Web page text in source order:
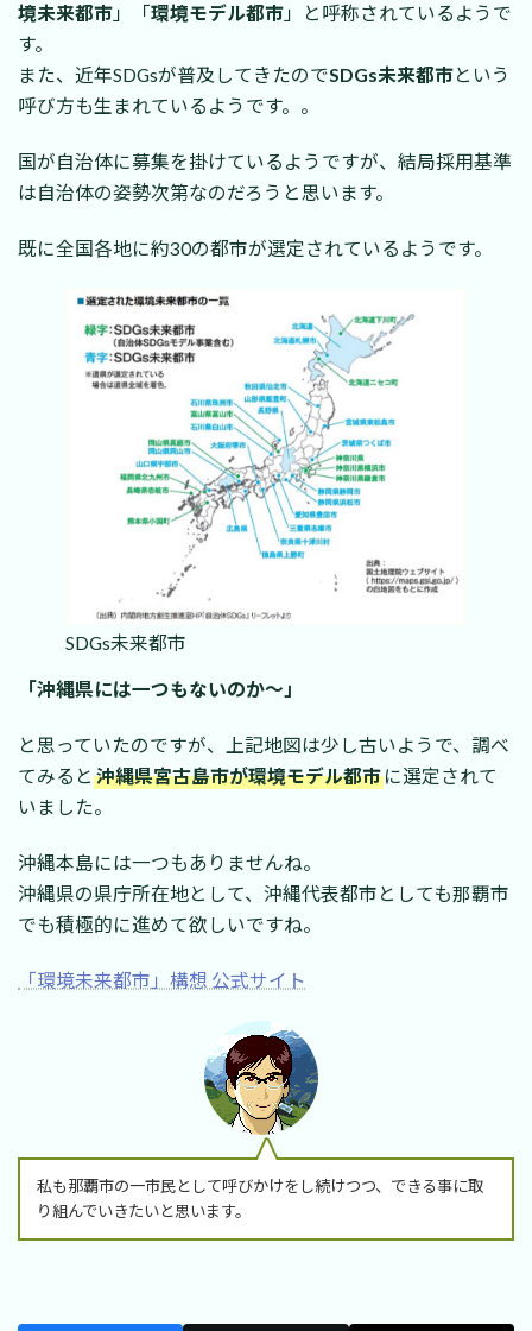
境未来都市 」「環境モデル都市 」と呼称されているようで
す。
また、近年SDGsが普及してきたのでSDGs未来都市という
呼び方も生まれているようです。。
国が自治体に募集を掛けているようですが、結局採用基準
は自治体の姿勢次第なのだろうと思います。
既に全国各地に約30の都市が選定されているようです。
SDGs未来都市
「沖縄県には一つもないのか～」
と思っていたのですが、上記地図は少し古いようで、調べ
てみると 沖縄県宮古島市が環境モデル都市 に選定されて
いました。
沖縄本島には一つもありませんね。
沖縄県の県庁所在地として、沖縄代表都市としても那覇市
でも積極的に進めて欲しいですね。
「環境未来都市」構想 公式サイト
私も那覇市の一市民として呼びかけをし続けつつ、できる事に取
り組んでいきたいと思います。